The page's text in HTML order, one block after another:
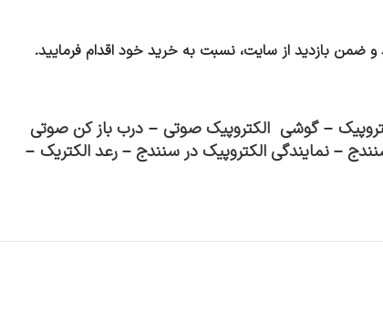
و ضمن بازدید از سایت، نسبت به خرید خود اقدام فرمایید.
–گوشی الکتروپیک صوتی – درب باز کن صوتی
–نمایندگی الکتروپیک در سنندج –رعد الکتریک –